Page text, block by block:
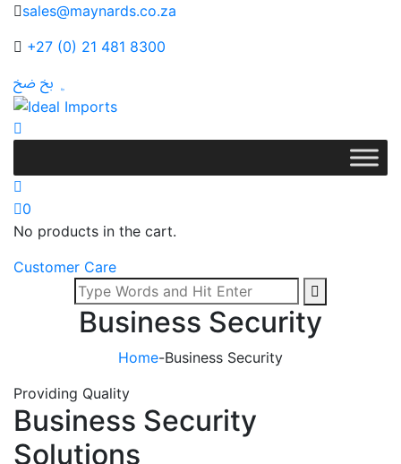
sales@maynards.co.za
+27 (0) 21 481 8300
0
No products in the cart.
Customer Care
Business Security
Home-Business Security
Providing Quality
Business Security
Solutions